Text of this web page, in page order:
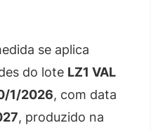
se aplica
do lote LZ1 VAL
1/2026, com data
, produzido na